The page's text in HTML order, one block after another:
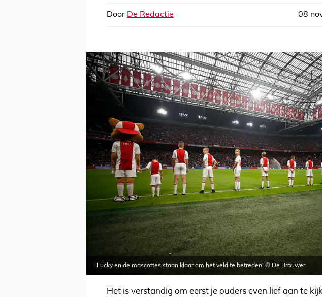
Door De Redactie 08
Lucky en de mascottes staan klaar om het veld te betreden! © De Brouwer
Het is verstandig om eerst je ouders even lief aan te